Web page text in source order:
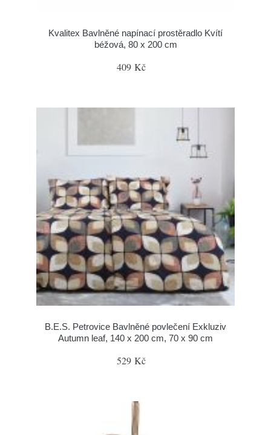
Kvalitex Bavlněné napínací prostěradlo Kvítí
béžová, 80 x 200 cm
409 Kč
B.E.S. Petrovice Bavlněné povlečení Exkluziv
Autumn leaf, 140 x 200 cm, 70 x 90 cm
529 Kč